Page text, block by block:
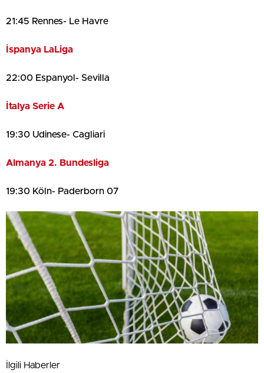
21:45 Rennes- Le Havre
İspanya LaLiga
22:00 Espanyol- Sevilla
İtalya Serie A
19:30 Udinese- Cagliari
Almanya 2. Bundesliga
19:30 Köln- Paderborn 07
İlgili Haberler